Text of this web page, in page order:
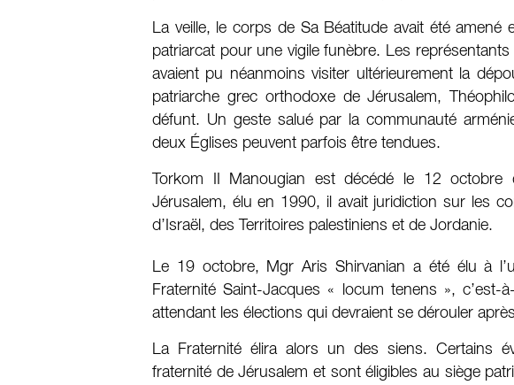
La veille, le corps de Sa Béatitude avait été
patriarcat pour une vigile funèbre. Les représentants
avaient pu néanmoins visiter ultérieurement la
patriarche grec orthodoxe de Jérusalem,
défunt. Un geste salué par la communauté
deux Églises peuvent parfois être tendues.
Torkom II Manougian est décédé le 12 octobre
Jérusalem, élu en 1990, il avait juridiction sur les
d’Israël, des Territoires palestiniens et de Jordanie.
Le 19 octobre, Mgr Aris Shirvanian a été élu à
Fraternité Saint-Jacques « locum tenens »,
attendant les élections qui devraient se dérouler
La Fraternité élira alors un des siens. Certains
fraternité de Jérusalem et sont éligibles au siège